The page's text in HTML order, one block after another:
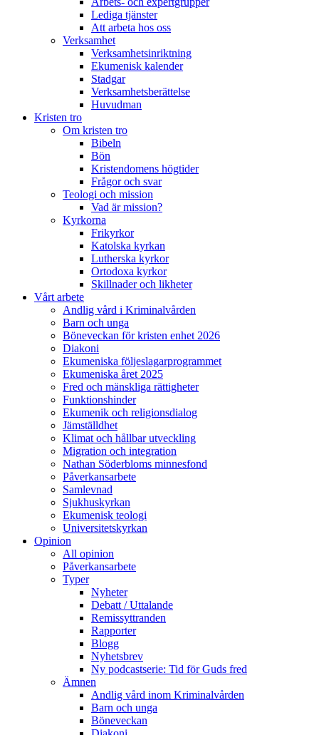
Lediga tjänster
Att arbeta hos oss
Verksamhet
Verksamhetsinriktning
Ekumenisk kalender
Stadgar
Verksamhetsberättelse
Huvudman
Kristen tro
Om kristen tro
Bibeln
Bön
Kristendomens högtider
Frågor och svar
Teologi och mission
Vad är mission?
Kyrkorna
Frikyrkor
Katolska kyrkan
Lutherska kyrkor
Ortodoxa kyrkor
Skillnader och likheter
Vårt arbete
Andlig vård i Kriminalvården
Barn och unga
Böneveckan för kristen enhet 2026
Diakoni
Ekumeniska följeslagarprogrammet
Ekumeniska året 2025
Fred och mänskliga rättigheter
Funktionshinder
Ekumenik och religionsdialog
Jämställdhet
Klimat och hållbar utveckling
Migration och integration
Nathan Söderbloms minnesfond
Påverkansarbete
Samlevnad
Sjukhuskyrkan
Ekumenisk teologi
Universitetskyrkan
Opinion
All opinion
Påverkansarbete
Typer
Nyheter
Debatt / Uttalande
Remissyttranden
Rapporter
Blogg
Nyhetsbrev
Ny podcastserie: Tid för Guds fred
Ämnen
Andlig vård inom Kriminalvården
Barn och unga
Böneveckan